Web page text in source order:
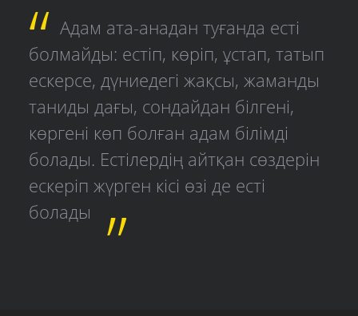
Адам ата-анадан туғанда есті
болмайды: естіп, көріп, ұстап, татып
ескерсе, дүниедегі жақсы, жаманды
таниды дағы, сондайдан білгені,
көргені көп болған адам білімді
болады. Естілердің айтқан сөздерін
ескеріп жүрген кісі өзі де есті
болады